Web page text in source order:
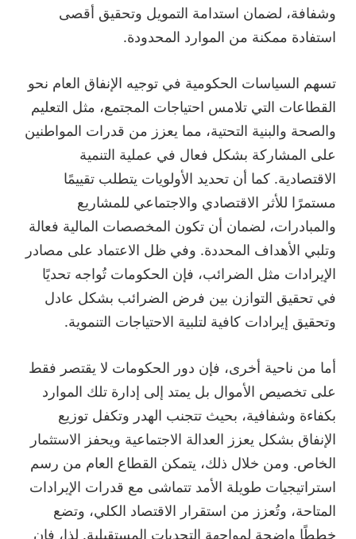
وشفافة، لضمان استدامة التمويل وتحقيق أقصى
استفادة ممكنة من الموارد المحدودة.
تسهم السياسات الحكومية في توجيه الإنفاق العام نحو
القطاعات التي تلامس احتياجات المجتمع، مثل التعليم
والصحة والبنية التحتية، مما يعزز من قدرات المواطنين
على المشاركة بشكل فعال في عملية التنمية
الاقتصادية. كما أن تحديد الأولويات يتطلب تقييمًا
مستمرًا للأثر الاقتصادي والاجتماعي للمشاريع
والمبادرات، لضمان أن تكون المخصصات المالية فعالة
وتلبي الأهداف المحددة. وفي ظل الاعتماد على مصادر
الإيرادات مثل الضرائب، فإن الحكومات تُواجه تحديًا
في تحقيق التوازن بين فرض الضرائب بشكل عادل
وتحقيق إيرادات كافية لتلبية الاحتياجات التنموية.
أما من ناحية أخرى، فإن دور الحكومات لا يقتصر فقط
على تخصيص الأموال بل يمتد إلى إدارة تلك الموارد
بكفاءة وشفافية، بحيث تتجنب الهدر وتكفل توزيع
الإنفاق بشكل يعزز العدالة الاجتماعية ويحفز الاستثمار
الخاص. ومن خلال ذلك، يتمكن القطاع العام من رسم
استراتيجيات طويلة الأمد تتماشى مع قدرات الإيرادات
المتاحة، وتُعزز من استقرار الاقتصاد الكلي، وتضع
خططًا واضحة لمواجهة التحديات المستقبلية. لذا، فإن